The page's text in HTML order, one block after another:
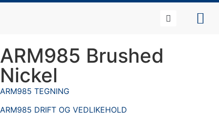
ARM985 Brushed
Nickel
ARM985 TEGNING
ARM985 DRIFT OG VEDLIKEHOLD